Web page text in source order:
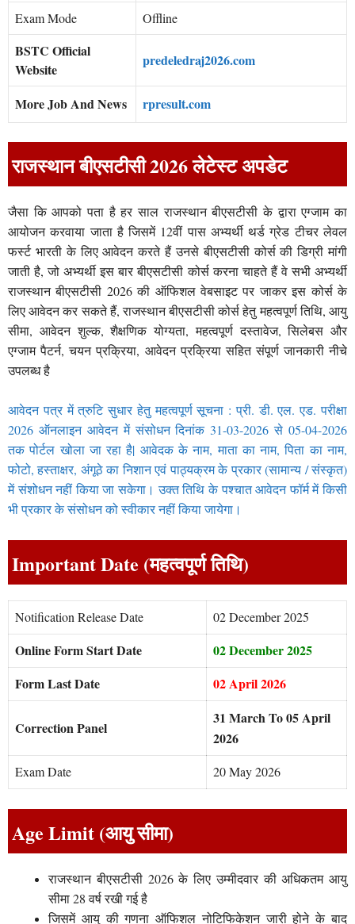
Exam Mode Offline
BSTC Official
Website
predeledraj2026.com
More Job And News rpresult.com
राजस्थान बीएसटीसी 2026 लेटेस्ट अपडेट
जैसा कि आपको पता है हर साल राजस्थान बीएसटीसी के द्वारा एग्जाम का
आयोजन करवाया जाता है जिसमें 12वीं पास अभ्यर्थी थर्ड ग्रेड टीचर लेवल
फर्स्ट भारती के लिए आवेदन करते हैं उनसे बीएसटीसी कोर्स की डिग्री मांगी
जाती है, जो अभ्यर्थी इस बार बीएसटीसी कोर्स करना चाहते हैं वे सभी अभ्यर्थी
राजस्थान बीएसटीसी 2026 की ऑफिशल वेबसाइट पर जाकर इस कोर्स के
लिए आवेदन कर सकते हैं, राजस्थान बीएसटीसी कोर्स हेतु महत्वपूर्ण तिथि, आयु
सीमा, आवेदन शुल्क, शैक्षणिक योग्यता, महत्वपूर्ण दस्तावेज, सिलेबस और
एग्जाम पैटर्न, चयन प्रक्रिया, आवेदन प्रक्रिया सहित संपूर्ण जानकारी नीचे
उपलब्ध है
आवेदन पत्र में त्रुटि सुधार हेतु महत्वपूर्ण सूचना : प्री. डी. एल. एड. परीक्षा
2026 ऑनलाइन आवेदन में संसोधन दिनांक 31-03-2026 से 05-04-2026
तक पोर्टल खोला जा रहा है| आवेदक के नाम, माता का नाम, पिता का नाम,
फोटो, हस्ताक्षर, अंगूठे का निशान एवं पाठ्यक्रम के प्रकार (सामान्य / संस्कृत)
में संशोधन नहीं किया जा सकेगा। उक्त तिथि के पश्चात आवेदन फॉर्म में किसी
भी प्रकार के संसोधन को स्वीकार नहीं किया जायेगा।
Important Date (महत्वपूर्ण तिथि)
Notification Release Date 02 December 2025
Online Form Start Date
02 December 2025
Form Last Date
02 April 2026
Correction Panel
31 March To 05 April
2026
Exam Date 20 May 2026
Age Limit (आयु सीमा)
राजस्थान बीएसटीसी 2026 के लिए उम्मीदवार की अधिकतम आयु
सीमा 28 वर्ष रखी गई है
जिसमें आयु की गणना ऑफिशल नोटिफिकेशन जारी होने के बाद